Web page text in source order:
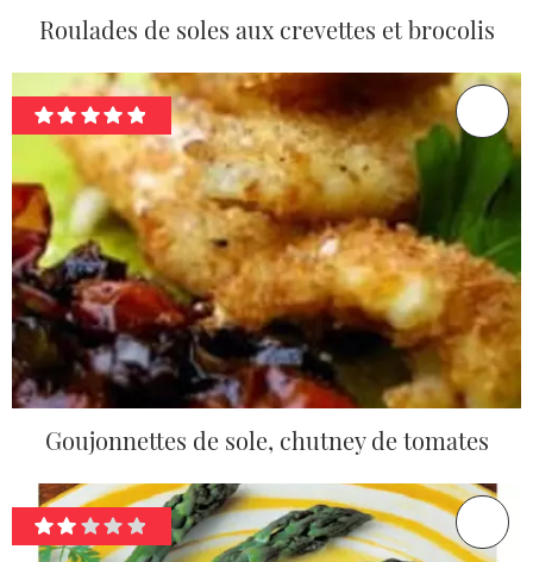
Roulades de soles aux crevettes et brocolis
Goujonnettes de sole, chutney de tomates